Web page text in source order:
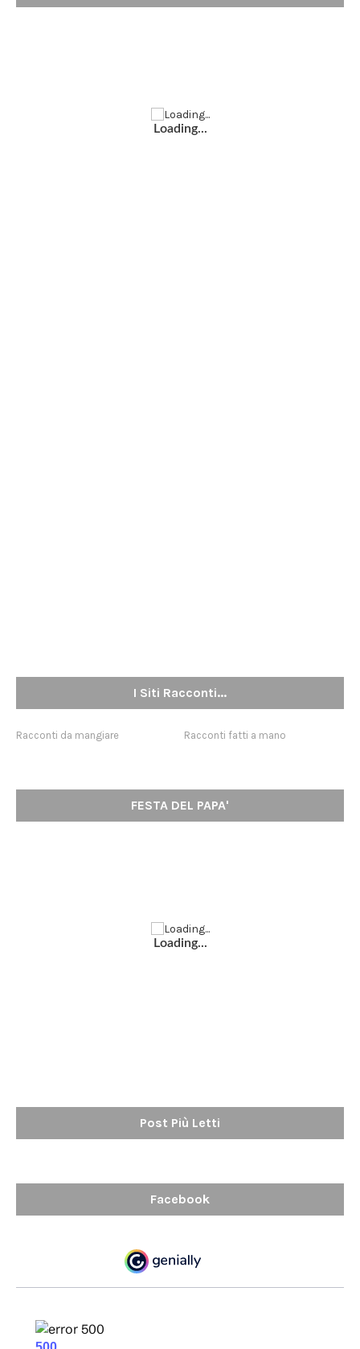
Loading...
I Siti Racconti...
Racconti da mangiare Racconti fatti a mano
FESTA DEL PAPA'
Loading...
Post Più Letti
Facebook